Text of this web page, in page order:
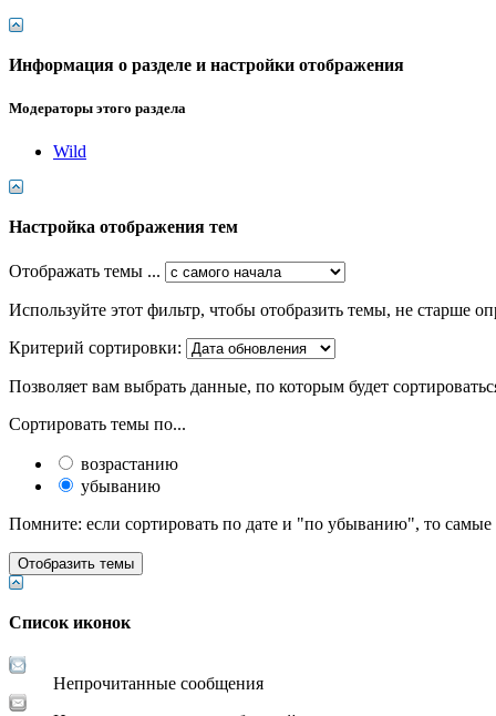
Информация о разделе и настройки отображения
Модераторы этого раздела
Wild
Настройка отображения тем
Отображать темы ...
Используйте этот фильтр, чтобы отобразить темы, не старше
Критерий сортировки:
Позволяет вам выбрать данные, по которым будет
Сортировать темы по...
возрастанию
убыванию
Помните: если сортировать по дате и "по убыванию", то
Список иконок
Непрочитанные сообщения